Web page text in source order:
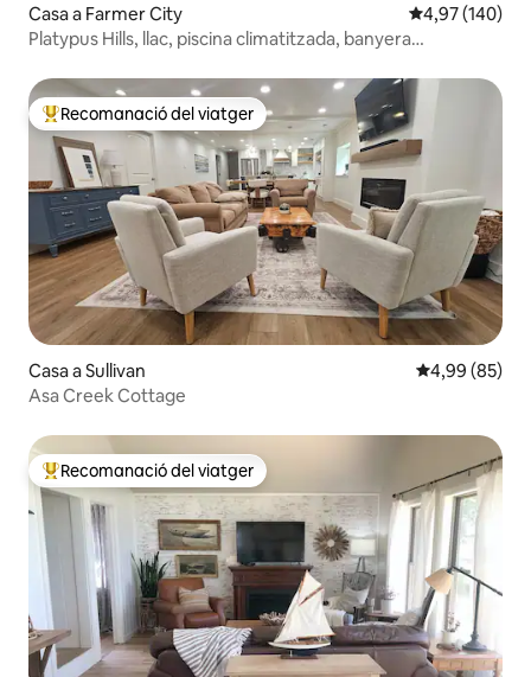
Casa a Farmer City 4,97 de
4,97 (140)
Platypus Hills, llac, piscina climatitzada, banyera
Principals recomanacions dels viatgers
Recomanació del viatger
Casa a Sullivan 4,99 de
4,99 (85)
Asa Creek Cottage
Principals recomanacions dels viatgers
Recomanació del viatger